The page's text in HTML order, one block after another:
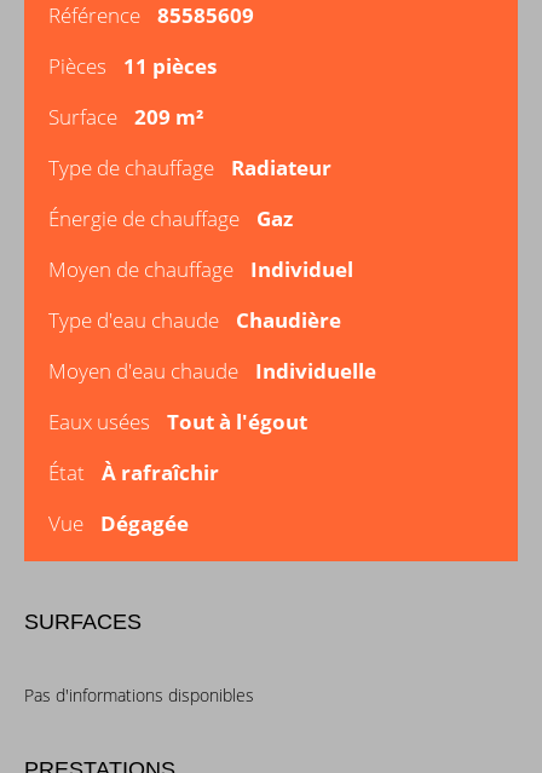
Référence
85585609
Pièces
11 pièces
Surface
209 m²
Type de chauffage
Radiateur
Énergie de chauffage
Gaz
Moyen de chauffage
Individuel
Type d'eau chaude
Chaudière
Moyen d'eau chaude
Individuelle
Eaux usées
Tout à l'égout
État
À rafraîchir
Vue
Dégagée
SURFACES
Pas d'informations disponibles